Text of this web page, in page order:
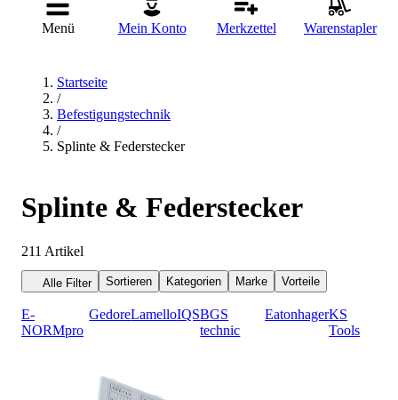
Menü Mein Konto Merkzettel Warenstapler
Startseite
/
Befestigungstechnik
/
Splinte & Federstecker
Splinte & Federstecker
211 Artikel
Alle Filter Sortieren Kategorien Marke Vorteile
E-
NORMpro
GedoreLamelloIQSBGS
technic
EatonhagerKS
Tools